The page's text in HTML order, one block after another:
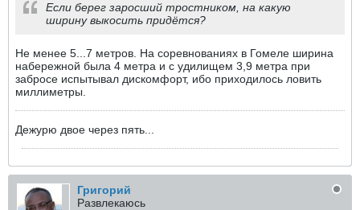
Если берег заросший тростником, на какую
ширину выкосить придётся?
Не менее 5...7 метров. На соревнованиях в Гомеле ширина
набережной была 4 метра и с удилищем 3,9 метра при
забросе испытывал дискомфорт, ибо приходилось ловить
миллиметры.
Дежурю двое через пять...
Григорий
Развлекаюсь